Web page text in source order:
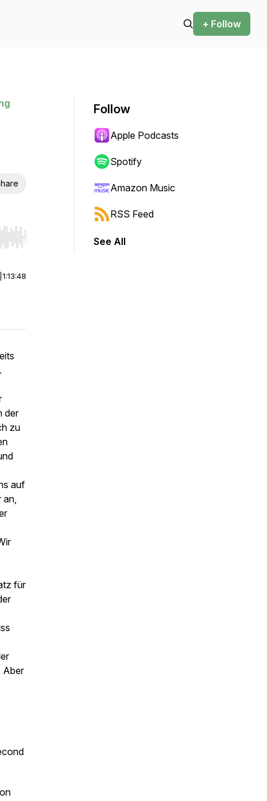
+ Follow
Hold shift to jump forward or backward.
1:13:48
der
zu
auf
an,
für
Aber
Follow
Apple Podcasts
Spotify
Amazon Music
RSS Feed
See All